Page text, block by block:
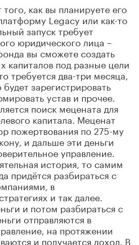
как вы планируете его
Legacy или как-то
запуск требует
юридического лица –
вы сможете создать
капиталов под разные цели
требуется два-три месяца,
зарегистрировать
устав и прочее.
поиск мецената для
капитала. Меценат
пожертвования по 275-му
и дальше эти деньги
управление.
история, то самим
придётся разбираться с
в
и так далее.
и потом разбираться с
отправляются в
на протяжении
и получается доход. В